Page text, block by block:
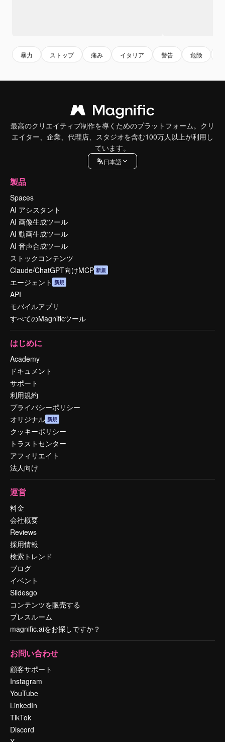
暴力 ストップ 痛み イタリア 警告 危険
最高のクリエイティブ制作を導くためのプラットフォーム。クリ
エイター、企業、代理店、スタジオを含む100万人以上が利用し
ています。
日本語
製品
Spaces
AI アシスタント
AI 画像生成ツール
AI 動画生成ツール
AI 音声合成ツール
ストックコンテンツ
Claude/ChatGPT向けMCP 新規
エージェント 新規
API
モバイルアプリ
すべてのMagnificツール
はじめに
Academy
ドキュメント
サポート
利用規約
プライバシーポリシー
オリジナル 新規
クッキーポリシー
トラストセンター
アフィリエイト
法人向け
運営
料金
会社概要
Reviews
採用情報
検索トレンド
ブログ
イベント
Slidesgo
コンテンツを販売する
プレスルーム
magnific.aiをお探しですか？
お問い合わせ
顧客サポート
Instagram
YouTube
LinkedIn
TikTok
Discord